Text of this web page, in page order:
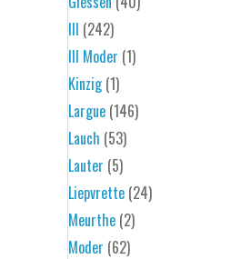
Ill (242)
Ill Moder (1)
Kinzig(1)
Largue (146)
Lauch (53)
Lauter (5)
Liepvrette (24)
Meurthe (2)
Moder (62)